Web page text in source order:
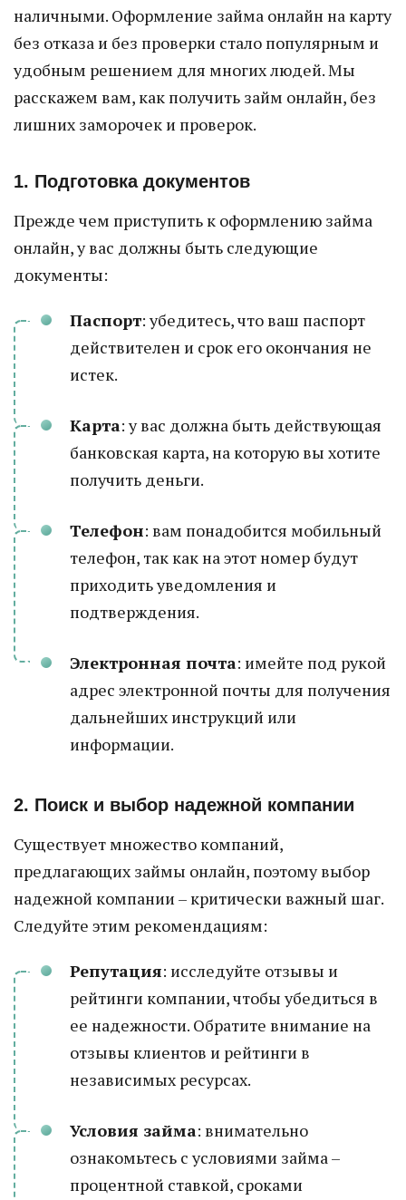
наличными. Оформление займа онлайн на карту
без отказа и без проверки стало популярным и
удобным решением для многих людей. Мы
расскажем вам, как получить займ онлайн, без
лишних заморочек и проверок.
1. Подготовка документов
Прежде чем приступить к оформлению займа
онлайн, у вас должны быть следующие
документы:
Паспорт: убедитесь, что ваш паспорт
действителен и срок его окончания не
истек.
Карта: у вас должна быть действующая
банковская карта, на которую вы хотите
получить деньги.
Телефон: вам понадобится мобильный
телефон, так как на этот номер будут
приходить уведомления и
подтверждения.
Электронная почта: имейте под рукой
адрес электронной почты для получения
дальнейших инструкций или
информации.
2. Поиск и выбор надежной компании
Существует множество компаний,
предлагающих займы онлайн, поэтому выбор
надежной компании – критически важный шаг.
Следуйте этим рекомендациям:
Репутация: исследуйте отзывы и
рейтинги компании, чтобы убедиться в
ее надежности. Обратите внимание на
отзывы клиентов и рейтинги в
независимых ресурсах.
Условия займа: внимательно
ознакомьтесь с условиями займа –
процентной ставкой, сроками